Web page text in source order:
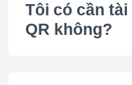
Tôi có cần
QR không?